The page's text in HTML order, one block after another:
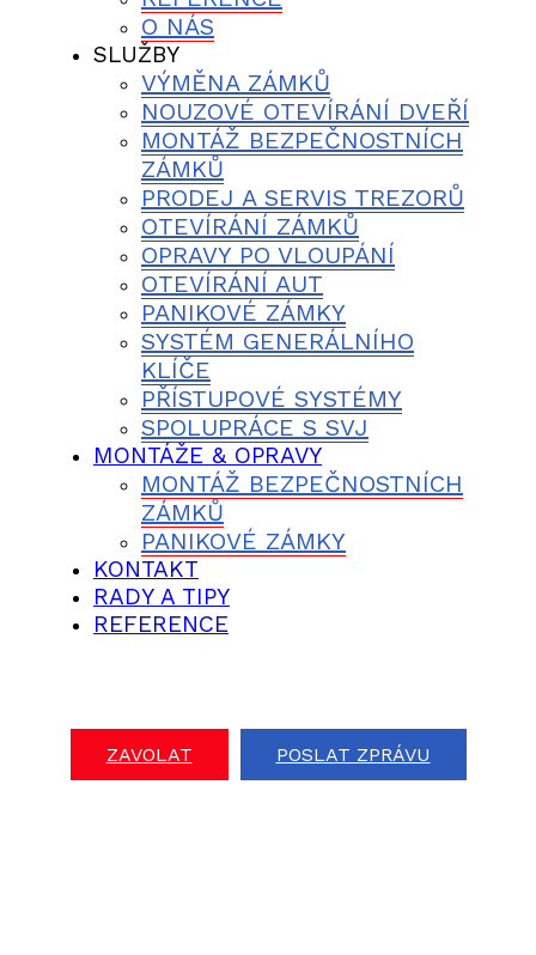
O NÁS
SLUŽBY
VÝMĚNA ZÁMKŮ
NOUZOVÉ OTEVÍRÁNÍ DVEŘÍ
MONTÁŽ BEZPEČNOSTNÍCH
ZÁMKŮ
PRODEJ A SERVIS TREZORŮ
OTEVÍRÁNÍ ZÁMKŮ
OPRAVY PO VLOUPÁNÍ
OTEVÍRÁNÍ AUT
PANIKOVÉ ZÁMKY
SYSTÉM GENERÁLNÍHO
KLÍČE
PŘÍSTUPOVÉ SYSTÉMY
SPOLUPRÁCE S SVJ
MONTÁŽE & OPRAVY
MONTÁŽ BEZPEČNOSTNÍCH
ZÁMKŮ
PANIKOVÉ ZÁMKY
KONTAKT
RADY A TIPY
REFERENCE
ZAVOLAT POSLAT ZPRÁVU